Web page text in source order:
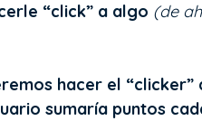
“click” a algo (de
hacer el “clicker”
sumaría puntos